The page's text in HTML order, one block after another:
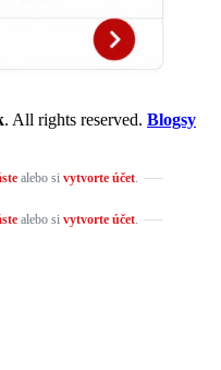
. All rights reserved. Blogsy
alebo si vytvorte účet.